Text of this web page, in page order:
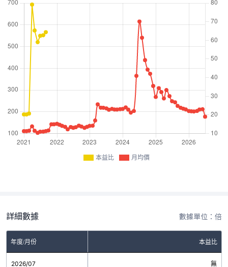
本益比 月均價
詳細數據 數據單位：倍
年度/月份 本益比
2026/07 無